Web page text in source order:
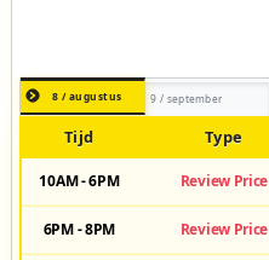
8 / augustus 9 / september
Tijd Type
10AM - 6PM Review Price
6PM - 8PM Review Price